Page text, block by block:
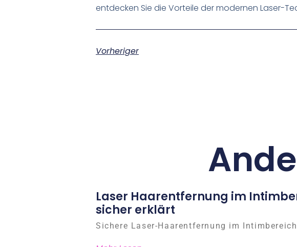
entdecken Sie die Vorteile der modernen Laser-
Vorheriger
Laser Haarentfernung im
sicher erklärt
Sichere Laser-Haarentfernung im Intimbereich